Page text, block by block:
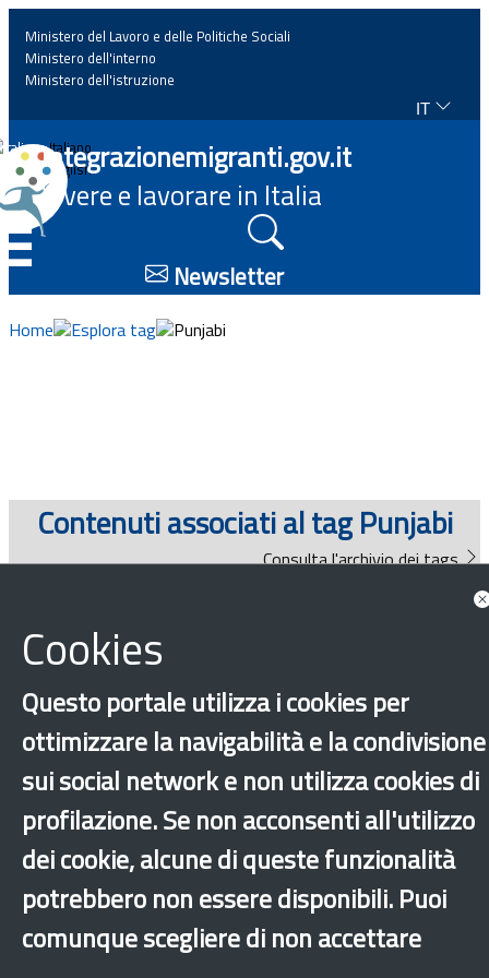
Home
News
Approfondimenti
Eventi
Documenti
Bandi
Guide
Ministero del Lavoro e delle Politiche Sociali
Ministero dell'interno
Ministero dell'istruzione
IT
Italiano
English
Integrazionemigranti.gov.it
Vivere e lavorare in Italia
Newsletter
Home Esplora tag Punjabi
Contenuti associati al tag Punjabi
Consulta l'archivio dei tags
Consulta tutte le news associate
Guide
Cookies
Questo portale utilizza i cookies per
ottimizzare la navigabilità e la condivisione
sui social network e non utilizza cookies di
profilazione. Se non acconsenti all'utilizzo
dei cookie, alcune di queste funzionalità
potrebbero non essere disponibili. Puoi
comunque scegliere di non accettare